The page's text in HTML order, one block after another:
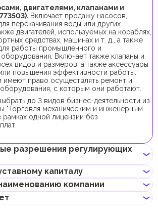
двигателями, клапанами и
Включает продажу насосов,
перекачивания воды или других
двигателей, используемых на кораблях,
средствах, машинах и т. д., а также
работы промышленного и
Включает также клапаны и
видов и размеров, а также аксессуары
повышения эффективности работы.
имеют право осуществлять ремонт и
с которым они работают.
до 3 видов бизнес-деятельности из
"Торговля механическим и инженерным
одной лицензии без
разрешения регулирующих
с данным видом бизнес-
дополнительных разрешений не
капиталу
капитал для компаний DUQE
Его внесение является
компании
законов страны или содержать